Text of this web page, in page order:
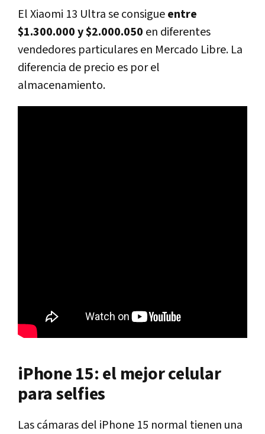
El Xiaomi 13 Ultra se consigueentre
$1.300.000 y $2.000.050 en diferentes
vendedores particulares en Mercado Libre. La
diferencia de precio es por el
almacenamiento.
iPhone 15: el mejor celular
para selfies
Las cámaras del iPhone 15 normal tienen una